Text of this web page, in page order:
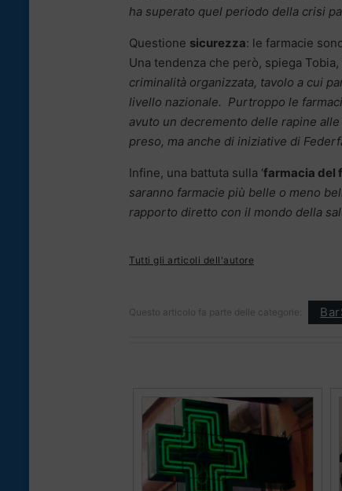
ha superato quel periodo della crisi
Questione sicurezza: le farmacie
Una tendenza che però, spiega
criminalità organizzata, tavolo a cui
livello nazionale. Purtroppo le
avuto un decremento delle rapine
preso, ma anche di iniziative di
Infine, una battuta sulla ‘farmacia del
saranno farmacie più belle o meno
rapporto diretto con il mondo della
Tutti gli articoli dell'autore
Questo articolo fa parte delle categorie: